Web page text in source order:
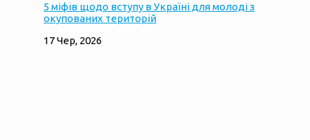
5 міфів щодо вступу в Україні для молоді з
окупованих територій
17 Чер, 2026